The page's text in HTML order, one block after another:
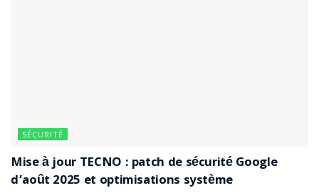
SÉCURITÉ
Mise à jour TECNO : patch de sécurité Google
d’août 2025 et optimisations système